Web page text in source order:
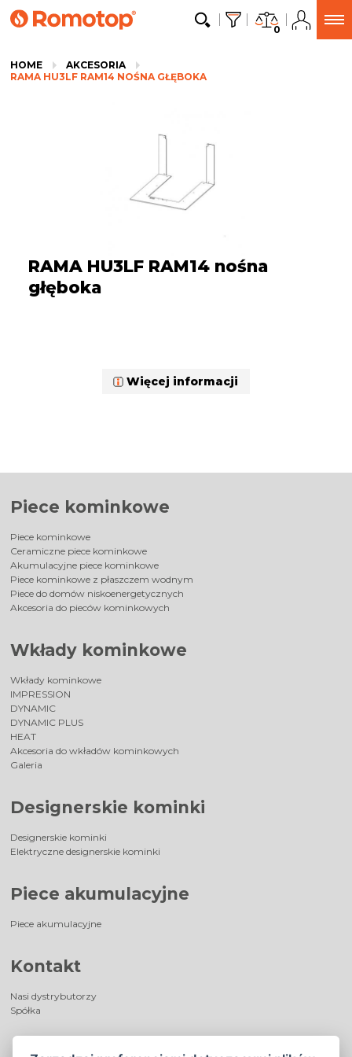
0
HOME
AKCESORIA
RAMA HU3LF RAM14 NOŚNA GŁĘBOKA
RAMA HU3LF RAM14 nośna
głęboka
Więcej informacji
Piece kominkowe
Piece kominkowe
Ceramiczne piece kominkowe
Akumulacyjne piece kominkowe
Piece kominkowe z płaszczem wodnym
Piece do domów niskoenergetycznych
Akcesoria do pieców kominkowych
Wkłady kominkowe
Wkłady kominkowe
IMPRESSION
DYNAMIC
DYNAMIC PLUS
HEAT
Akcesoria do wkładów kominkowych
Galeria
Designerskie kominki
Designerskie kominki
Elektryczne designerskie kominki
Piece akumulacyjne
Piece akumulacyjne
Kontakt
Nasi dystrybutorzy
Spółka